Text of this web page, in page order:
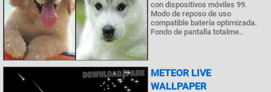
con dispositivos móviles 99.
Modo de reposo de uso
compatible batería optimizada.
Fondo de pantalla totalme..
METEOR LIVE
WALLPAPER